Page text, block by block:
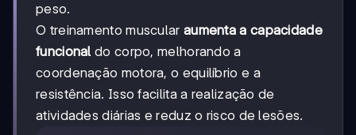
peso.
O treinamento muscular aumenta a capacidade
funcional do corpo, melhorando a
coordenação motora, o equilíbrio e a
resistência. Isso facilita a realização de
atividades diárias e reduz o risco de lesões.